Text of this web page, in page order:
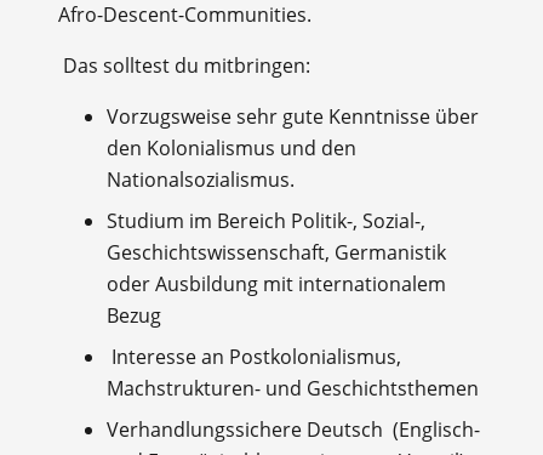
Afro-Descent-Communities.
Das solltest du mitbringen:
Vorzugsweise sehr gute Kenntnisse über
den Kolonialismus und den
Nationalsozialismus.
Studium im Bereich Politik-, Sozial-,
Geschichtswissenschaft, Germanistik
oder Ausbildung mit internationalem
Bezug
Interesse an Postkolonialismus,
Machstrukturen- und Geschichtsthemen
Verhandlungssichere Deutsch (Englisch-